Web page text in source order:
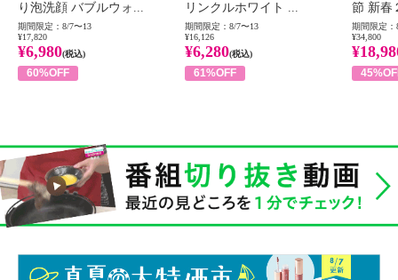
り泡洗顔 バブルウォ...
期間限定：8/7〜13
¥17,820
¥6,980(税込)
60%OFF
リンクルホワイト ...
期間限定：8/7〜13
¥16,126
¥6,280(税込)
61%OFF
節 新春
期間限定：
¥34,800